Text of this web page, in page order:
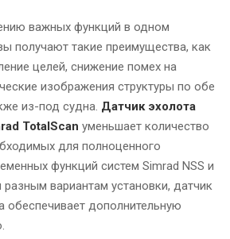
важных функций в одном
получают такие преимущества, как
целей, снижение помех на
изображения структуры по обе
из-под судна. Датчик эхолота
TotalScan уменьшает количество
для полноценного
функций систем Simrad NSS и
разным вариантам установки, датчик
обеспечивает дополнительную